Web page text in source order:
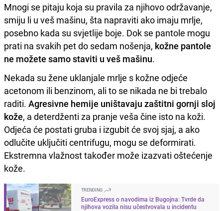
Mnogi se pitaju koja su pravila za njihovo održavanje,
smiju li u veš mašinu, šta napraviti ako imaju mrlje,
posebno kada su svjetlije boje. Dok se pantole mogu
prati na svakih pet do sedam nošenja, kožne pantole
ne možete samo staviti u veš mašinu.
Nekada su žene uklanjale mrlje s kožne odjeće
acetonom ili benzinom, ali to se nikada ne bi trebalo
raditi. Agresivne hemije uništavaju zaštitni gornji sloj
kože, a deterdženti za pranje veša čine isto na koži.
Odjeća će postati gruba i izgubit će svoj sjaj, a ako
odlučite uključiti centrifugu, mogu se deformirati.
Ekstremna vlažnost također može izazvati oštećenje
kože.
TRENDING
EuroExpress o navodima iz Bugojna: Tvrde da
njihova vozila nisu učestvovala u incidentu